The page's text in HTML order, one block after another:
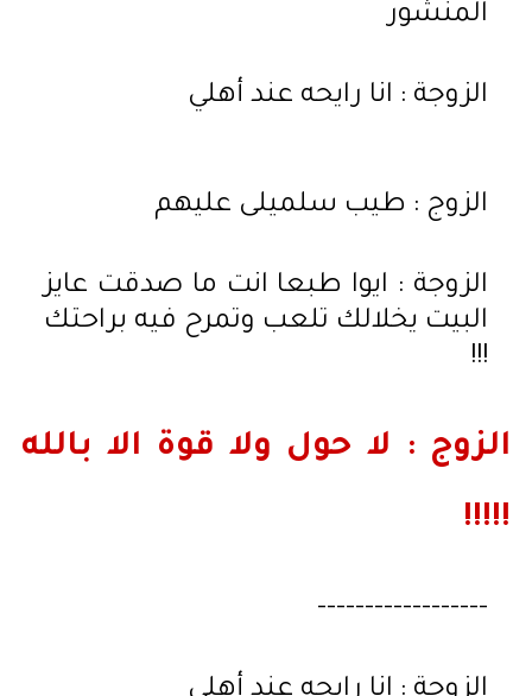
المنشور
الزوجة : انا رايحه عند أهلي
الزوج : طيب سلميلى عليهم
الزوجة : ايوا طبعا انت ما صدقت عايز
البيت يخلالك تلعب وتمرح فيه براحتك
!!!
الزوج : لا حول ولا قوة الا بالله
!!!!!
------------------